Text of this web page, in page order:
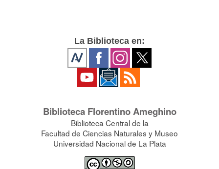
La Biblioteca en:
Biblioteca Florentino Ameghino
Biblioteca Central de la
Facultad de Ciencias Naturales y Museo
Universidad Nacional de La Plata